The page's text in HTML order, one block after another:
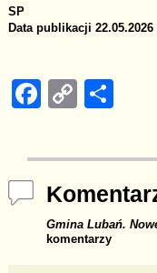
SP
Data publikacji 22.05.2026
F
c
e
b
o
C
p
y
Li
n
ar
e
Gmina Lubań.
komentarzy